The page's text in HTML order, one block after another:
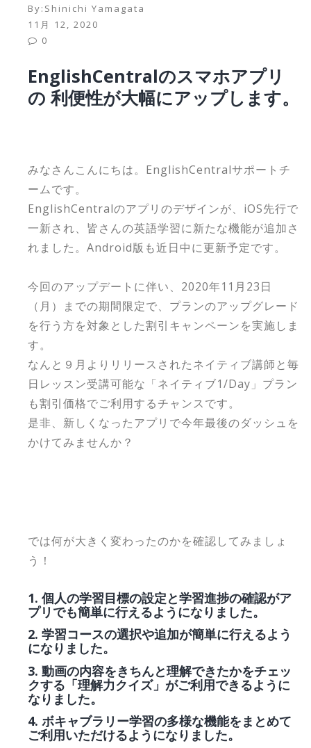
By: Shinichi Yamagata
11月 12, 2020
0
EnglishCentralのスマホアプリ
の 利便性が大幅にアップします。
みなさんこんにちは。EnglishCentralサポートチ
ームです。
EnglishCentralのアプリのデザインが、iOS先行で
一新され、皆さんの英語学習に新たな機能が追加さ
れました。Android版も近日中に更新予定です。
今回のアップデートに伴い、2020年11月23日
（月）までの期間限定で、プランのアップグレード
を行う方を対象とした割引キャンペーンを実施しま
す。
なんと９月よりリリースされたネイティブ講師と毎
日レッスン受講可能な「ネイティブ1/Day」プラン
も割引価格でご利用するチャンスです。
是非、新しくなったアプリで今年最後のダッシュを
かけてみませんか？
では何が大きく変わったのかを確認してみましょ
う！
1. 個人の学習目標の設定と学習進捗の確認がア
プリでも簡単に行えるようになりました。
2. 学習コースの選択や追加が簡単に行えるよう
になりました。
3. 動画の内容をきちんと理解できたかをチェッ
クする「理解力クイズ」がご利用できるように
なりました。
4. ボキャブラリー学習の多様な機能をまとめて
ご利用いただけるようになりました。